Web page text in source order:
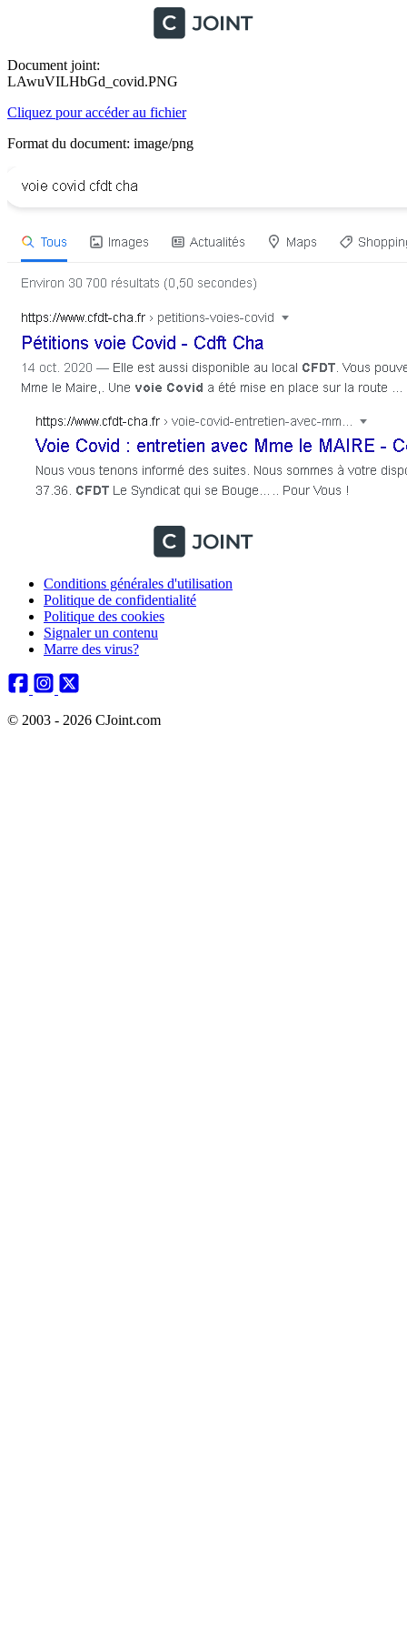
Document joint:
LAwuVILHbGd_covid.PNG
Cliquez pour accéder au fichier
Format du document: image/png
Conditions générales d'utilisation
Politique de confidentialité
Politique des cookies
Signaler un contenu
Marre des virus?
© 2003 - 2026 CJoint.com